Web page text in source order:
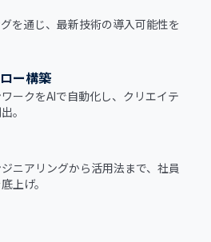
を通じ、最新技術の導入可能性を
ー構築
ークをAIで自動化し、クリエイテ
。
ニアリングから活用法まで、社員
上げ。